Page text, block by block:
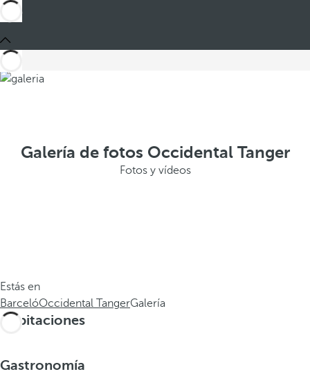
Galería de fotos Occidental Tanger
Fotos y vídeos
Estás en
BarcelóOccidental TangerGalería
Habitaciones
Gastronomía